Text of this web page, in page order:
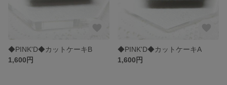
◆PINK'D◆カットケーキB
1,600円
◆PINK'D◆カットケーキA
1,600円